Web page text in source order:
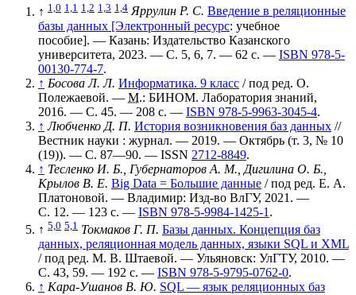
↑ 1,0 1,1 1,2 1,3 1,4 Яррулин Р. С. Введение в реляционные
базы данных [Электронный ресурс: учебное
пособие]. — Казань: Издательство Казанского
университета, 2023. — С. 5, 6, 7. — 62 с. — ISBN 978-5-
00130-774-7.
↑ Босова Л. Л. Информатика. 9 класс / под ред. О.
Полежаевой. — М.: БИНОМ. Лаборатория знаний,
2016. — С. 45. — 208 с. — ISBN 978-5-9963-3045-4.
↑ Любченко Д. П. История возникновения баз данных //
Вестник науки : журнал. — 2019. — Октябрь (т. 3, № 10
(19)). — С. 87—90. — ISSN 2712-8849.
↑ Тесленко И. Б., Губернаторов А. М., Дигилина О. Б.,
Крылов В. Е. Big Data = Большие данные / под ред. Е. А.
Платоновой. — Владимир: Изд-во ВлГУ, 2021. —
С. 12. — 123 с. — ISBN 978-5-9984-1425-1 .
↑ 5,0 5,1 Токмаков Г. П. Базы данных. Концепция баз
данных, реляционная модель данных, языки SQL и XML
/ под ред. М. В. Штаевой. — Ульяновск: УлГТУ, 2010. —
С. 43, 59. — 192 с. — ISBN 978-5-9795-0762-0.
↑ Кара-Ушанов В. Ю. SQL — язык реляционных баз